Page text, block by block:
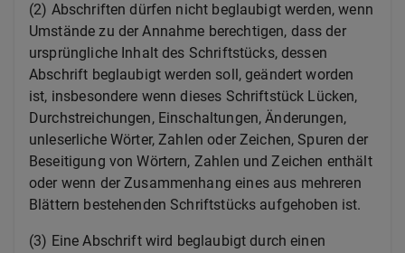
(2) Abschriften dürfen nicht beglaubigt werden, wenn
Umstände zu der Annahme berechtigen, dass der
ursprüngliche Inhalt des Schriftstücks, dessen
Abschrift beglaubigt werden soll, geändert worden
ist, insbesondere wenn dieses Schriftstück Lücken,
Durchstreichungen, Einschaltungen, Änderungen,
unleserliche Wörter, Zahlen oder Zeichen, Spuren der
Beseitigung von Wörtern, Zahlen und Zeichen enthält
oder wenn der Zusammenhang eines aus mehreren
Blättern bestehenden Schriftstücks aufgehoben ist.
(3) Eine Abschrift wird beglaubigt durch einen